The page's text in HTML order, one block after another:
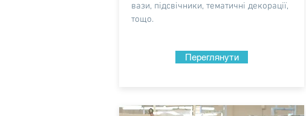
вази, підсвічники, тематичні декорації,
тощо.
Переглянути